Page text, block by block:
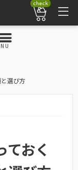
check
選び方
ておく